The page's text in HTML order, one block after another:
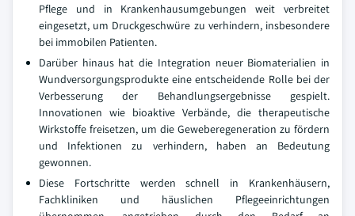
Pflege und in Krankenhausumgebungen weit verbreitet
eingesetzt, um Druckgeschwüre zu verhindern, insbesondere
bei immobilen Patienten.
Darüber hinaus hat die Integration neuer Biomaterialien in
Wundversorgungsprodukte eine entscheidende Rolle bei der
Verbesserung der Behandlungsergebnisse gespielt.
Innovationen wie bioaktive Verbände, die therapeutische
Wirkstoffe freisetzen, um die Geweberegeneration zu fördern
und Infektionen zu verhindern, haben an Bedeutung
gewonnen.
Diese Fortschritte werden schnell in Krankenhäusern,
Fachkliniken und häuslichen Pflegeeinrichtungen